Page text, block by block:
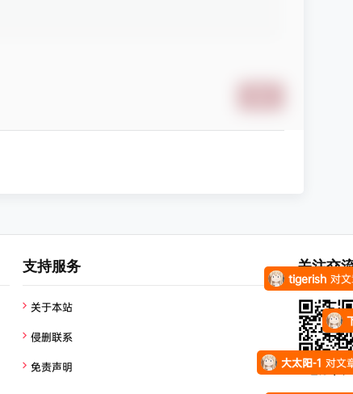
支持服务
关于本站
侵删联系
免责声明
关注交
官方Q群
stevenfrog
纯七 对
tigerish 对
大太阳-1 对文